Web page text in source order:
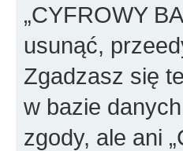
„CYFROWY
usunąć,
Zgadzasz się
w bazie
zgody, ale ani